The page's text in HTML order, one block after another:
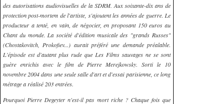
des autorisations audiovisuelles de la SDRM. Aux soixante-dix ans de
protection post-mortem de l'artiste, s'ajoutent les années de guerre. Le
producteur a tenté, en vain, de négocier, en proposant 150 euros au
Chant du monde. La société d'édition musicale des "grands Russes"
(Chostakovitch, Prokofiev...) aurait préféré une demande préalable.
L'épisode est d'autant plus rude que Les Films sauvages ne se sont
guère enrichis avec le film de Pierre Merejkowsky. Sorti le 10
novembre 2004 dans une seule salle d'art et d'essai parisienne, ce long
métrage a réalisé 203 entrées.
Pourquoi Pierre Degeyter n'est-il pas mort riche ? Chaque fois que